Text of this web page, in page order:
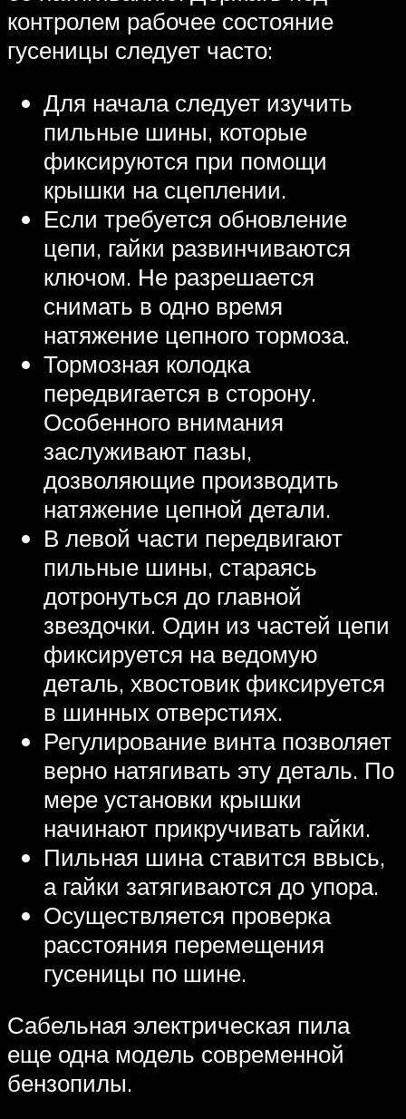
контролем рабочее состояние
гусеницы следует часто:
Для начала следует изучить
пильные шины, которые
фиксируются при помощи
крышки на сцеплении.
Если требуется обновление
цепи, гайки развинчиваются
ключом. Не разрешается
снимать в одно время
натяжение цепного тормоза.
Тормозная колодка
передвигается в сторону.
Особенного внимания
заслуживают пазы,
дозволяющие производить
натяжение цепной детали.
В левой части передвигают
пильные шины, стараясь
дотронуться до главной
звездочки. Один из частей цепи
фиксируется на ведомую
деталь, хвостовик фиксируется
в шинных отверстиях.
Регулирование винта позволяет
верно натягивать эту деталь. По
мере установки крышки
начинают прикручивать гайки.
Пильная шина ставится ввысь,
а гайки затягиваются до упора.
Осуществляется проверка
расстояния перемещения
гусеницы по шине.
Сабельная электрическая пила
еще одна модель современной
бензопилы.